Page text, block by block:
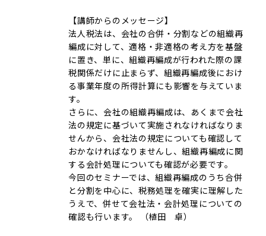
【講師からのメッセージ】
法人税法は、会社の合併・分割などの組織再
編成に対して、適格・非適格の考え方を基盤
に置き、単に、組織再編成が行われた際の課
税関係だけに止まらず、組織再編成後におけ
る事業年度の所得計算にも影響を与えていま
す。
さらに、会社の組織再編成は、あくまで会社
法の規定に基づいて実施されなければなりま
せんから、会社法の規定についても確認して
おかなければなりませんし、組織再編成に関
する会計処理についても確認が必要です。
今回のセミナーでは、組織再編成のうち合併
と分割を中心に、税務処理を確実に理解した
うえで、併せて会社法・会計処理についての
確認も行います。 （植田 卓）